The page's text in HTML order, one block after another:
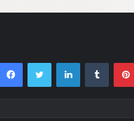
FacebookTwitter LinkedInTumblr